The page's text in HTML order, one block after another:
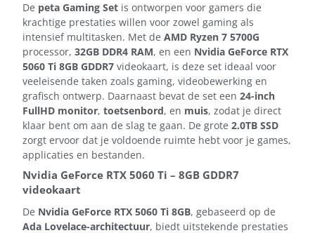
De peta Gaming Set is ontworpen voor gamers die
krachtige prestaties willen voor zowel gaming als
intensief multitasken. Met de AMD Ryzen 7 5700G
processor, 32GB DDR4 RAM, en een Nvidia GeForce RTX
5060 Ti 8GB GDDR7 videokaart, is deze set ideaal voor
veeleisende taken zoals gaming, videobewerking en
grafisch ontwerp. Daarnaast bevat de set een 24-inch
FullHD monitor, toetsenbord, en muis, zodat je direct
klaar bent om aan de slag te gaan. De grote 2.0TB SSD
zorgt ervoor dat je voldoende ruimte hebt voor je games,
applicaties en bestanden.
Nvidia GeForce RTX 5060 Ti – 8GB GDDR7
videokaart
De Nvidia GeForce RTX 5060 Ti 8GB, gebaseerd op de
Ada Lovelace-architectuur, biedt uitstekende prestaties